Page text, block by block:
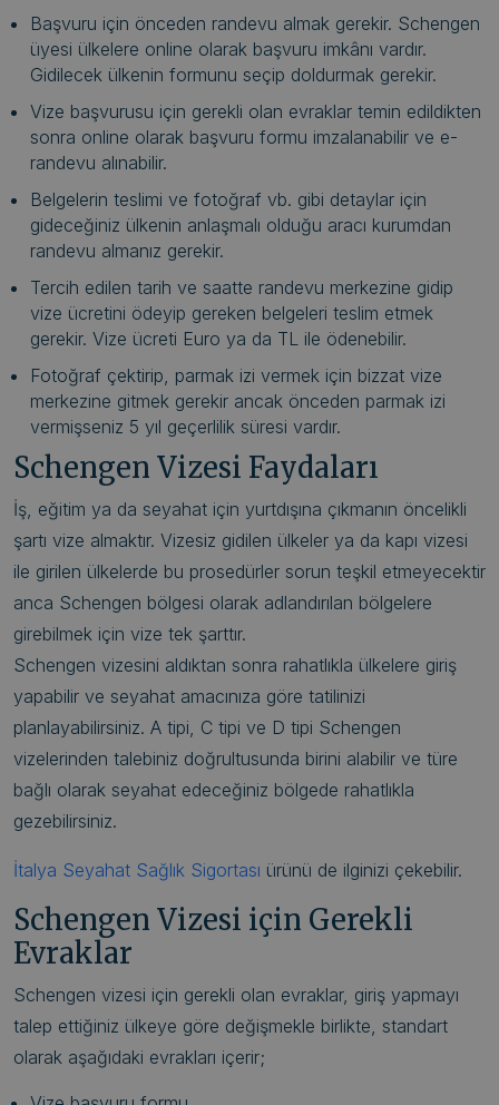
Başvuru için önceden randevu almak gerekir. Schengen
üyesi ülkelere online olarak başvuru imkânı vardır.
Gidilecek ülkenin formunu seçip doldurmak gerekir.
Vize başvurusu için gerekli olan evraklar temin edildikten
sonra online olarak başvuru formu imzalanabilir ve e-
randevu alınabilir.
Belgelerin teslimi ve fotoğraf vb. gibi detaylar için
gideceğiniz ülkenin anlaşmalı olduğu aracı kurumdan
randevu almanız gerekir.
Tercih edilen tarih ve saatte randevu merkezine gidip
vize ücretini ödeyip gereken belgeleri teslim etmek
gerekir. Vize ücreti Euro ya da TL ile ödenebilir.
Fotoğraf çektirip, parmak izi vermek için bizzat vize
merkezine gitmek gerekir ancak önceden parmak izi
vermişseniz 5 yıl geçerlilik süresi vardır.
Schengen Vizesi Faydaları
İş, eğitim ya da seyahat için yurtdışına çıkmanın öncelikli
şartı vize almaktır. Vizesiz gidilen ülkeler ya da kapı vizesi
ile girilen ülkelerde bu prosedürler sorun teşkil etmeyecektir
anca Schengen bölgesi olarak adlandırılan bölgelere
girebilmek için vize tek şarttır.
Schengen vizesini aldıktan sonra rahatlıkla ülkelere giriş
yapabilir ve seyahat amacınıza göre tatilinizi
planlayabilirsiniz. A tipi, C tipi ve D tipi Schengen
vizelerinden talebiniz doğrultusunda birini alabilir ve türe
bağlı olarak seyahat edeceğiniz bölgede rahatlıkla
gezebilirsiniz.
İtalya Seyahat Sağlık Sigortası ürünü de ilginizi çekebilir.
Schengen Vizesi için Gerekli
Evraklar
Schengen vizesi için gerekli olan evraklar, giriş yapmayı
talep ettiğiniz ülkeye göre değişmekle birlikte, standart
olarak aşağıdaki evrakları içerir;